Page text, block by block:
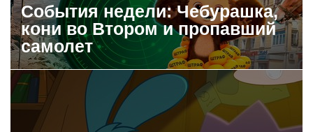
События недели: Чебурашка,
кони во Втором и пропавший
самолет